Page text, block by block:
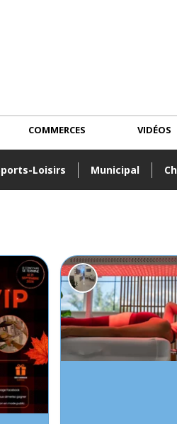
Loisirs Municipal
COMMERCES VIDÉOS